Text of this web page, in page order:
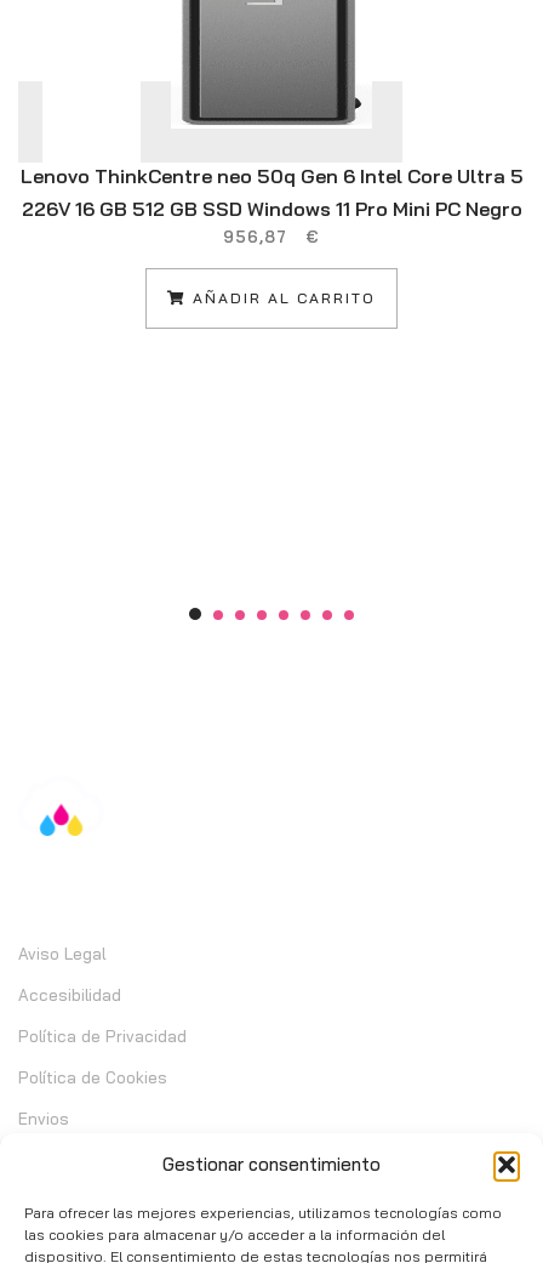
Gestionar consentimiento
Para ofrecer las mejores experiencias, utilizamos tecnologías como
las cookies para almacenar y/o acceder a la información del
dispositivo. El consentimiento de estas tecnologías nos permitirá
Lenovo ThinkCentre neo 50q Gen 6 Intel Core Ultra 5
226V 16 GB 512 GB SSD Windows 11 Pro Mini PC Negro
956,87 €
AÑADIR AL CARRITO
Aviso Legal
Accesibilidad
Política de Privacidad
Política de Cookies
Envios